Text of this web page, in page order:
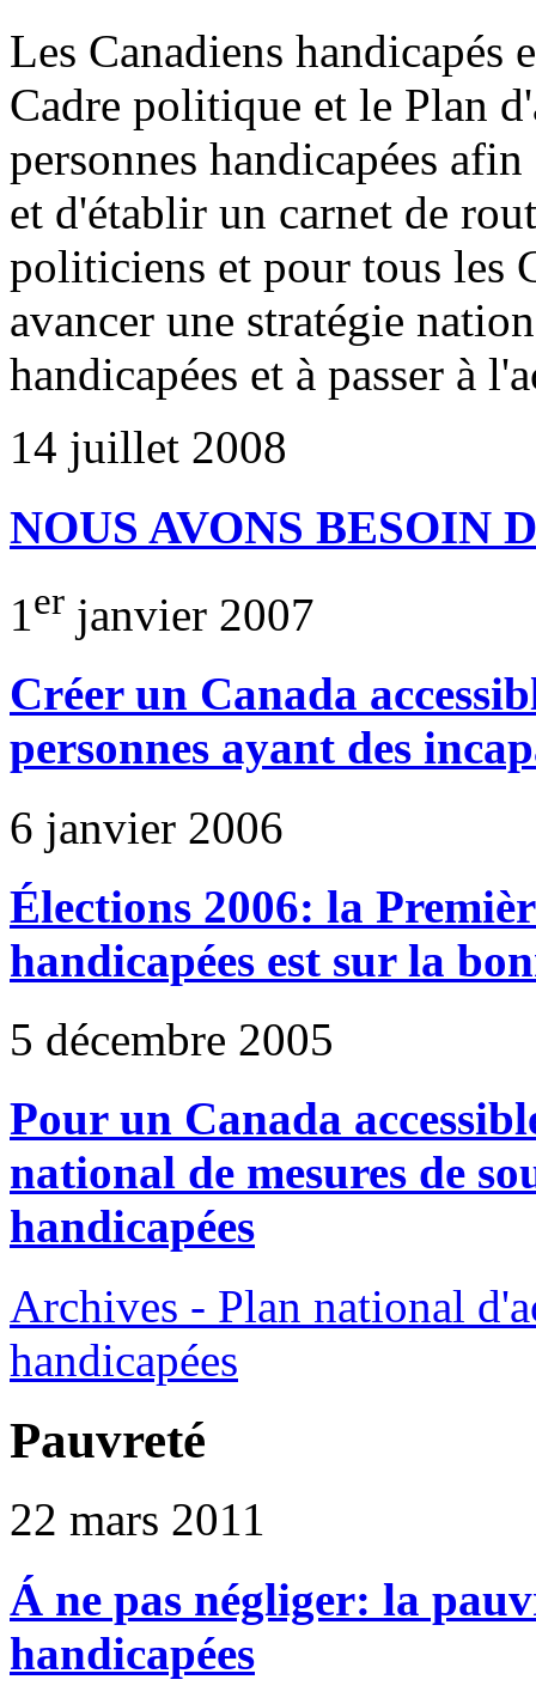
Les Canadiens
Cadre politique et le Plan
personnes handicapées
et d'établir un carnet de
politiciens et pour tous les
avancer une stratégie
handicapées et à passer à
14 juillet 2008
NOUS AVONS BESOIN
1er janvier 2007
Créer un Canada
personnes ayant des
6 janvier 2006
Élections 2006: la
handicapées est sur la
5 décembre 2005
Pour un Canada
national de mesures de
handicapées
Archives - Plan national
handicapées
Pauvreté
22 mars 2011
Á ne pas négliger: la
handicapées